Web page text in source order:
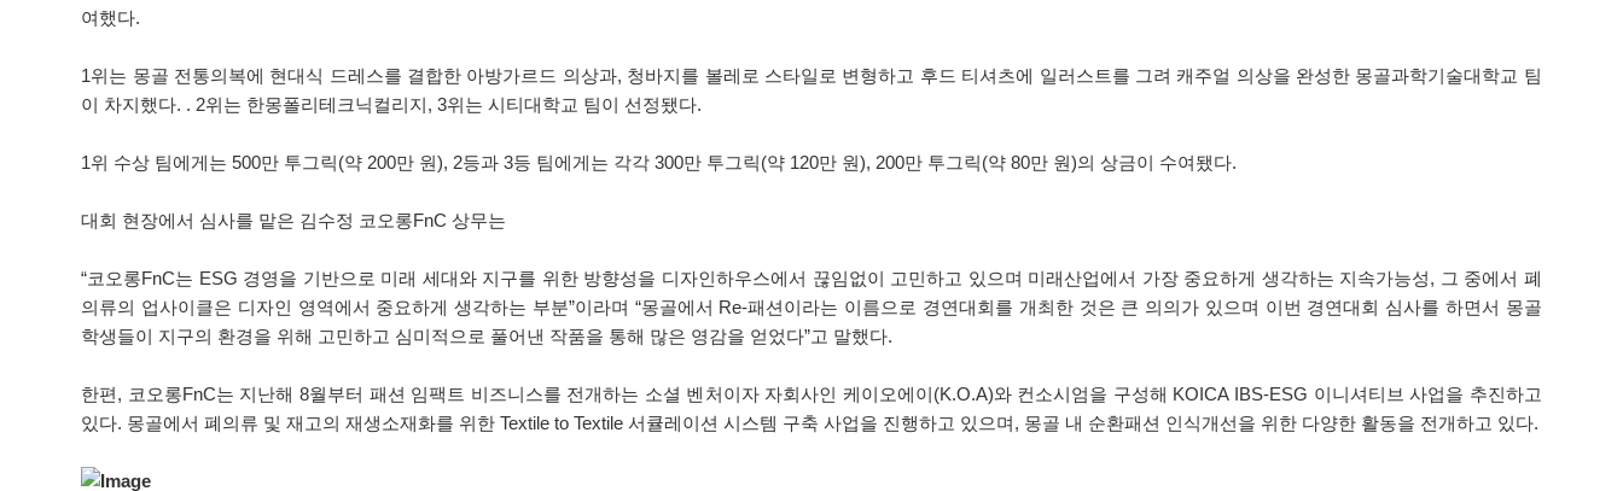
여했다.
1위는 몽골 전통의복에 현대식 드레스를 결합한 아방가르드 의상과, 청바지를 볼레로 스타일로 변형하고 후드 티셔츠에 일러스트를 그려 캐주얼 의상을 완성한 몽골과학기술대학교 팀
이 차지했다. . 2위는 한몽폴리테크닉컬리지, 3위는 시티대학교 팀이 선정됐다.
1위 수상 팀에게는 500만 투그릭(약 200만 원), 2등과 3등 팀에게는 각각 300만 투그릭(약 120만 원), 200만 투그릭(약 80만 원)의 상금이 수여됐다.
대회 현장에서 심사를 맡은 김수정 코오롱FnC 상무는
“코오롱FnC는 ESG 경영을 기반으로 미래 세대와 지구를 위한 방향성을 디자인하우스에서 끊임없이 고민하고 있으며 미래산업에서 가장 중요하게 생각하는 지속가능성, 그 중에서 폐
의류의 업사이클은 디자인 영역에서 중요하게 생각하는 부분”이라며 “몽골에서 Re-패션이라는 이름으로 경연대회를 개최한 것은 큰 의의가 있으며 이번 경연대회 심사를 하면서 몽골
학생들이 지구의 환경을 위해 고민하고 심미적으로 풀어낸 작품을 통해 많은 영감을 얻었다”고 말했다.
한편, 코오롱FnC는 지난해 8월부터 패션 임팩트 비즈니스를 전개하는 소셜 벤처이자 자회사인 케이오에이(K.O.A)와 컨소시엄을 구성해 KOICA IBS-ESG 이니셔티브 사업을 추진하고
있다. 몽골에서 폐의류 및 재고의 재생소재화를 위한 Textile to Textile 서큘레이션 시스템 구축 사업을 진행하고 있으며, 몽골 내 순환패션 인식개선을 위한 다양한 활동을 전개하고 있다.